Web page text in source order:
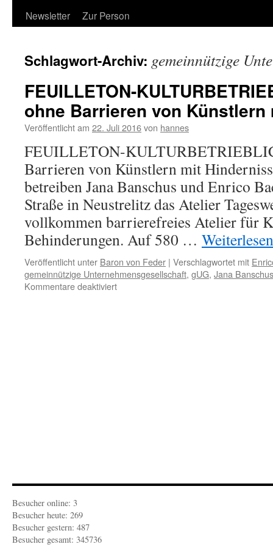
Newsletter
Zur Person
Schlagwort-Archiv: gemeinnützige
FEUILLETON-
ohne Barrieren von
Veröffentlicht am 22. Juli 2016von hannes
FEUILLETON-
Barrieren von Künstlern mit
betreiben Jana Banschus und Enrico
Straße in Neustrelitz das Atelier
vollkommen barrierefreies Atelier für
Behinderungen. Auf 580 …
Veröffentlicht unter Baron von Feder | Verschlagwortet mit
gemeinnützige Unternehmensgesellschaft, gUG, Jana Banschus
Kommentare deaktiviertfür
Besucher online: 3
Besucher heute: 269
Besucher gestern: 487
Besucher gesamt: 345736